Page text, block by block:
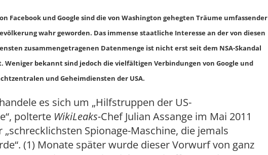
Facebook und Google sind die von Washington gehegten Träume umfassender
wahr geworden. Das immense staatliche Interesse an der von diesen
zusammengetragenen Datenmenge ist nicht erst seit dem NSA-Skandal
Weniger bekannt sind jedoch die vielfältigen Verbindungen von Google und
und Geheimdiensten der USA.
es sich um „Hilfstruppen der US-
polterte WikiLeaks-Chef Julian Assange im Mai 2011
„schrecklichsten Spionage-Maschine, die jemals
(1) Monate später wurde dieser Vorwurf von ganz